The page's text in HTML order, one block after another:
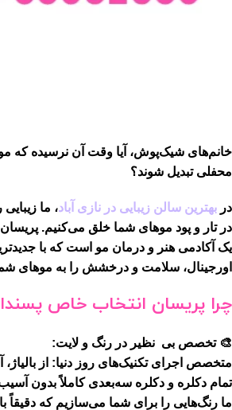
خانم‌های شیک‌پوش، آیا وقت آن نرسیده که
محفلی تبدیل شوند؟
در بهترین سالن زیبایی در نازی آباد، ما
در تار و پود موهای شما خلق می‌کنیم.
یک آکادمی هنر و درمان مو است که با
اورجینال، سلامت و درخشش را به موهای
چرا پریسان انتخاب خاص
🎨 تخصص بی نظیر در رنگ و لایت:
متخصص اجرای تکنیک‌های روز دنیا: از
تمام دکلره و دکلره سه‌بعدی کاملاً بدون
ما رنگ‌هایی را برای شما می‌سازیم که